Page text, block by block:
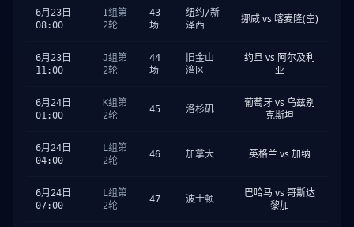
6月23日
08:00
I组第
2轮
43
场
纽约/新
泽西
挪威 vs 喀麦隆(空)
6月23日
11:00
J组第
2轮
44
场
旧金山
湾区
约旦 vs 阿尔及利
亚
6月24日
01:00
K组第
2轮
45 洛杉矶
葡萄牙 vs 乌兹别
克斯坦
6月24日
04:00
L组第
2轮
46 加拿大 英格兰 vs 加纳
6月24日
07:00
L组第
2轮
47 波士顿
巴哈马 vs 哥斯达
黎加